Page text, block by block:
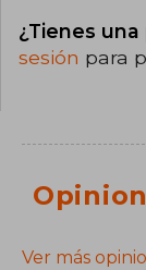
¿Tienes
sesión para
Ver más